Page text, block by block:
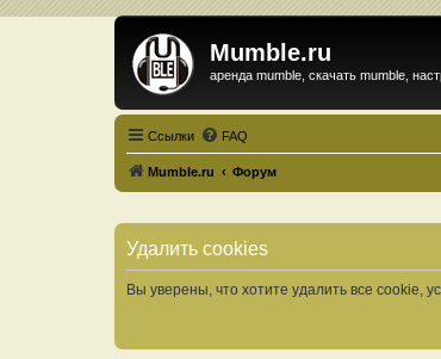
Mumble.ru
аренда mumble, скачать mumble,
Ссылки FAQ
Mumble.ru Форум
Удалить cookies
Вы уверены, что хотите удалить все cookie,